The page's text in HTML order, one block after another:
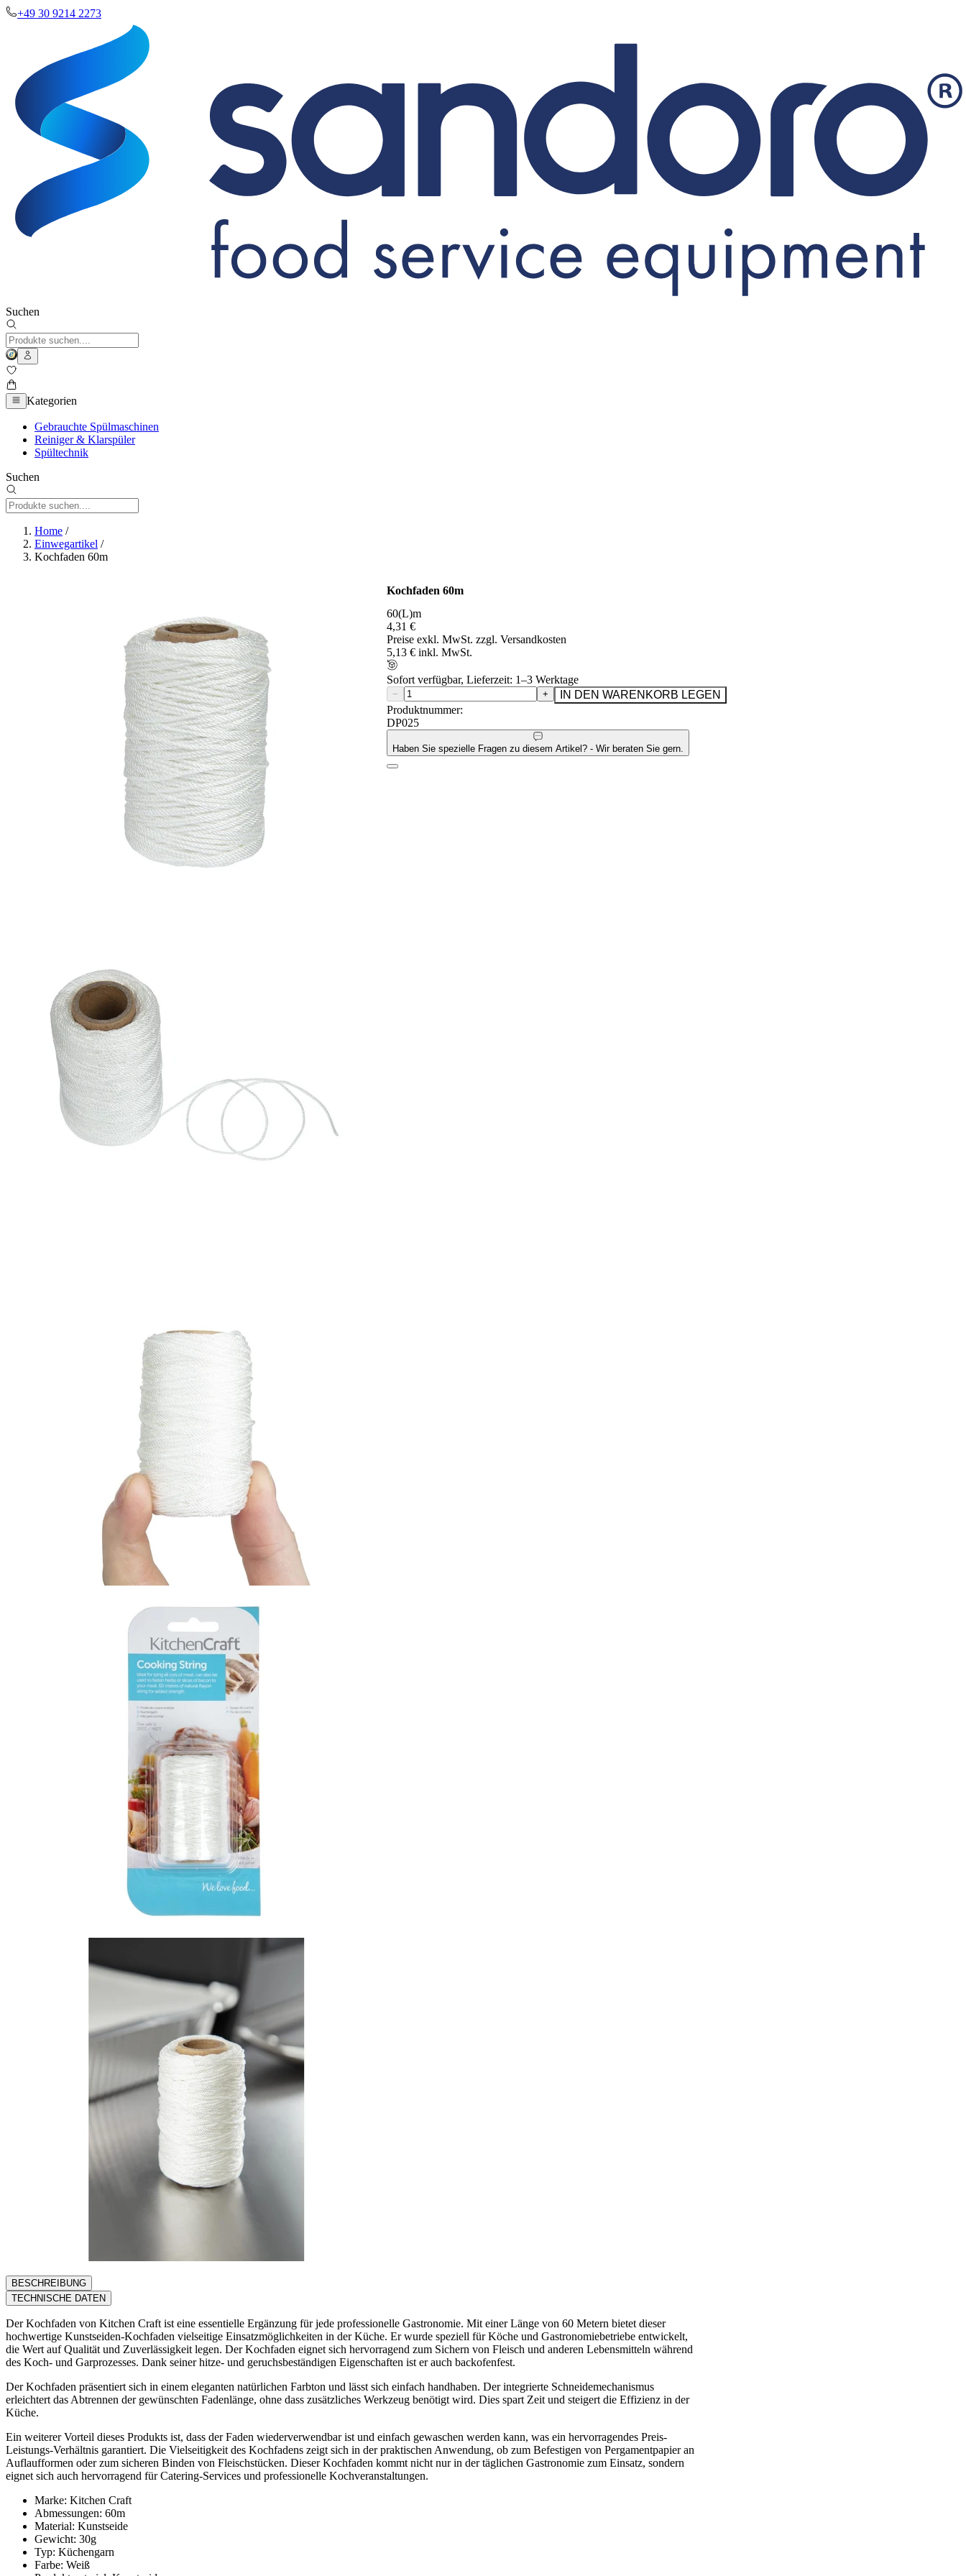
+49 30 9214 2273
Suchen
Kategorien
Gebrauchte Spülmaschinen
Reiniger & Klarspüler
Spültechnik
Suchen
Home /
Einwegartikel /
Kochfaden 60m
Kochfaden 60m
60(L)m
4,31 €
Preise exkl. MwSt. zzgl. Versandkosten
5,13 € inkl. MwSt.
Sofort verfügbar, Lieferzeit: 1–3 Werktage
− +
IN DEN WARENKORB LEGEN
Produktnummer:
DP025
Haben Sie spezielle Fragen zu diesem Artikel? - Wir beraten Sie gern.
BESCHREIBUNG
TECHNISCHE DATEN
Der Kochfaden von Kitchen Craft ist eine essentielle Ergänzung für jede professionelle Gastronomie. Mit einer Länge von 60 Metern bietet dieser
hochwertige Kunstseiden-Kochfaden vielseitige Einsatzmöglichkeiten in der Küche. Er wurde speziell für Köche und Gastronomiebetriebe entwickelt,
die Wert auf Qualität und Zuverlässigkeit legen. Der Kochfaden eignet sich hervorragend zum Sichern von Fleisch und anderen Lebensmitteln während
des Koch- und Garprozesses. Dank seiner hitze- und geruchsbeständigen Eigenschaften ist er auch backofenfest.
Der Kochfaden präsentiert sich in einem eleganten natürlichen Farbton und lässt sich einfach handhaben. Der integrierte Schneidemechanismus
erleichtert das Abtrennen der gewünschten Fadenlänge, ohne dass zusätzliches Werkzeug benötigt wird. Dies spart Zeit und steigert die Effizienz in der
Küche.
Ein weiterer Vorteil dieses Produkts ist, dass der Faden wiederverwendbar ist und einfach gewaschen werden kann, was ein hervorragendes Preis-
Leistungs-Verhältnis garantiert. Die Vielseitigkeit des Kochfadens zeigt sich in der praktischen Anwendung, ob zum Befestigen von Pergamentpapier an
Auflaufformen oder zum sicheren Binden von Fleischstücken. Dieser Kochfaden kommt nicht nur in der täglichen Gastronomie zum Einsatz, sondern
eignet sich auch hervorragend für Catering-Services und professionelle Kochveranstaltungen.
Marke: Kitchen Craft
Abmessungen: 60m
Material: Kunstseide
Gewicht: 30g
Typ: Küchengarn
Farbe: Weiß